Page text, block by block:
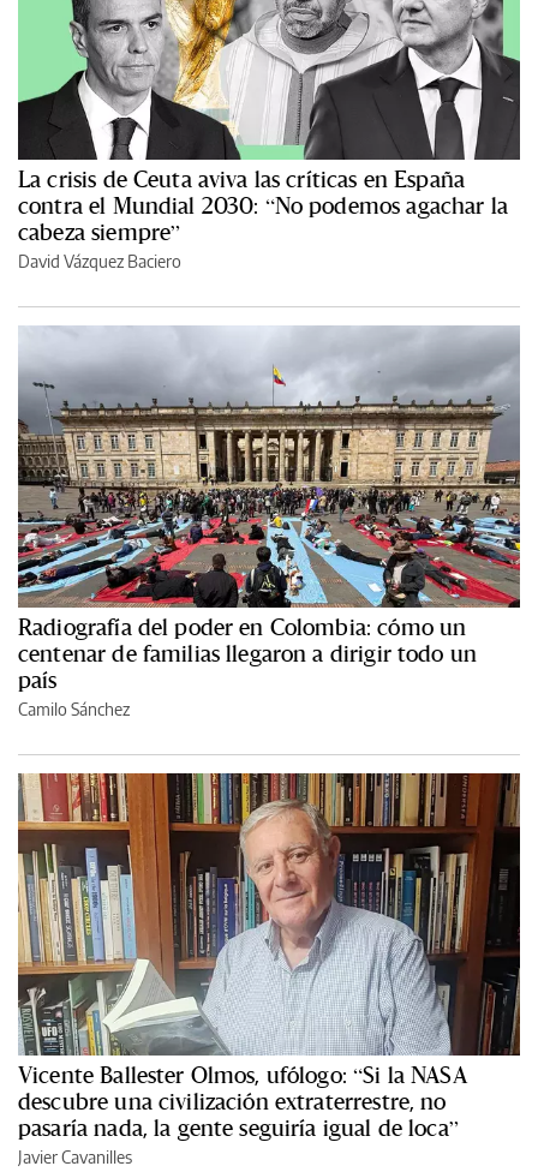
La crisis de Ceuta aviva las críticas en España
contra el Mundial 2030: “No podemos agachar la
cabeza siempre”
David Vázquez Baciero
Radiografía del poder en Colombia: cómo un
centenar de familias llegaron a dirigir todo un
país
Camilo Sánchez
Vicente Ballester Olmos, ufólogo: “Si la NASA
descubre una civilización extraterrestre, no
pasaría nada, la gente seguiría igual de loca”
Javier Cavanilles